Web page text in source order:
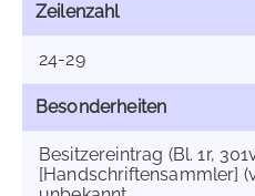
Zeilenzahl
24-29
Besonderheiten
Besitzereintrag (Bl. 1r,
[Handschriftensammler]